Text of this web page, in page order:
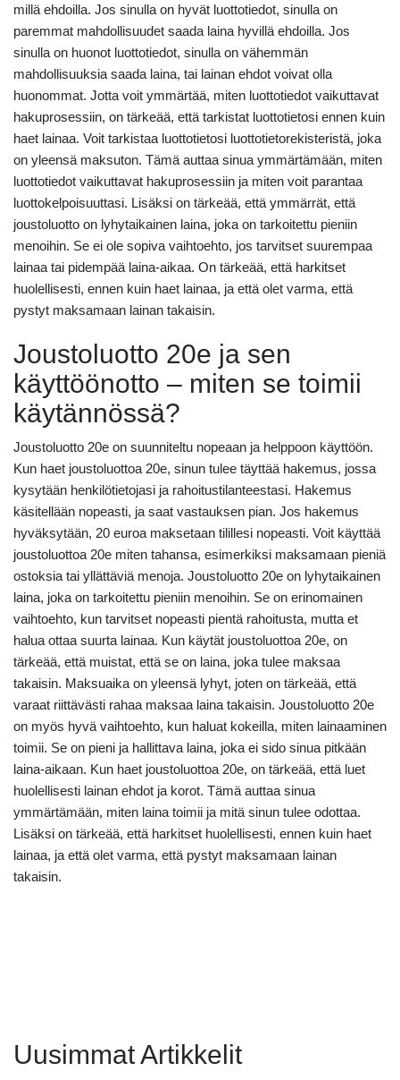
millä ehdoilla. Jos sinulla on hyvät luottotiedot, sinulla on
paremmat mahdollisuudet saada laina hyvillä ehdoilla. Jos
sinulla on huonot luottotiedot, sinulla on vähemmän
mahdollisuuksia saada laina, tai lainan ehdot voivat olla
huonommat. Jotta voit ymmärtää, miten luottotiedot vaikuttavat
hakuprosessiin, on tärkeää, että tarkistat luottotietosi ennen kuin
haet lainaa. Voit tarkistaa luottotietosi luottotietorekisteristä, joka
on yleensä maksuton. Tämä auttaa sinua ymmärtämään, miten
luottotiedot vaikuttavat hakuprosessiin ja miten voit parantaa
luottokelpoisuuttasi. Lisäksi on tärkeää, että ymmärrät, että
joustoluotto on lyhytaikainen laina, joka on tarkoitettu pieniin
menoihin. Se ei ole sopiva vaihtoehto, jos tarvitset suurempaa
lainaa tai pidempää laina-aikaa. On tärkeää, että harkitset
huolellisesti, ennen kuin haet lainaa, ja että olet varma, että
pystyt maksamaan lainan takaisin.
Joustoluotto 20e ja sen
käyttöönotto – miten se toimii
käytännössä?
Joustoluotto 20e on suunniteltu nopeaan ja helppoon käyttöön.
Kun haet joustoluottoa 20e, sinun tulee täyttää hakemus, jossa
kysytään henkilötietojasi ja rahoitustilanteestasi. Hakemus
käsitellään nopeasti, ja saat vastauksen pian. Jos hakemus
hyväksytään, 20 euroa maksetaan tilillesi nopeasti. Voit käyttää
joustoluottoa 20e miten tahansa, esimerkiksi maksamaan pieniä
ostoksia tai yllättäviä menoja. Joustoluotto 20e on lyhytaikainen
laina, joka on tarkoitettu pieniin menoihin. Se on erinomainen
vaihtoehto, kun tarvitset nopeasti pientä rahoitusta, mutta et
halua ottaa suurta lainaa. Kun käytät joustoluottoa 20e, on
tärkeää, että muistat, että se on laina, joka tulee maksaa
takaisin. Maksuaika on yleensä lyhyt, joten on tärkeää, että
varaat riittävästi rahaa maksaa laina takaisin. Joustoluotto 20e
on myös hyvä vaihtoehto, kun haluat kokeilla, miten lainaaminen
toimii. Se on pieni ja hallittava laina, joka ei sido sinua pitkään
laina-aikaan. Kun haet joustoluottoa 20e, on tärkeää, että luet
huolellisesti lainan ehdot ja korot. Tämä auttaa sinua
ymmärtämään, miten laina toimii ja mitä sinun tulee odottaa.
Lisäksi on tärkeää, että harkitset huolellisesti, ennen kuin haet
lainaa, ja että olet varma, että pystyt maksamaan lainan
takaisin.
Uusimmat Artikkelit